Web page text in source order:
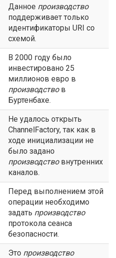
Данное производство
поддерживает только
идентификаторы URI со
схемой.
В 2000 году было
инвестировано 25
миллионов евро в
производствов
Буртенбахе.
Не удалось открыть
ChannelFactory, так как в
ходе инициализации не
было задано
производствовнутренних
каналов.
Перед выполнением этой
операции необходимо
задать производство
протокола сеанса
безопасности.
Это производство